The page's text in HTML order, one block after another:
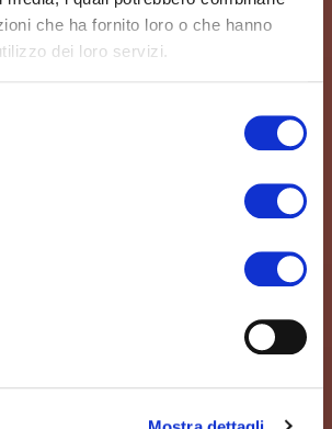
che ha fornito loro o che hanno
dei loro servizi.